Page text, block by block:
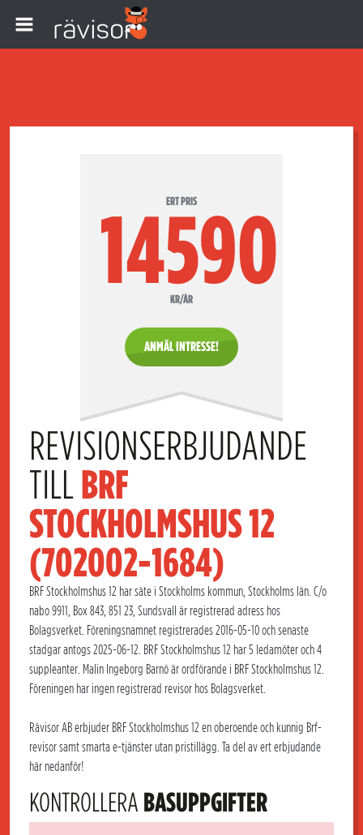
ERT PRIS
14590
KR/ÅR
ANMÄL INTRESSE!
REVISIONSERBJUDANDE
TILL BRF
STOCKHOLMSHUS 12
(702002-1684)
BRF Stockholmshus 12 har säte i Stockholms kommun, Stockholms län. C/o
nabo 9911, Box 843, 851 23, Sundsvall är registrerad adress hos
Bolagsverket. Föreningsnamnet registrerades 2016-05-10 och senaste
stadgar antogs 2025-06-12. BRF Stockholmshus 12 har 5 ledamöter och 4
suppleanter. Malin Ingeborg Barnö är ordförande i BRF Stockholmshus 12.
Föreningen har ingen registrerad revisor hos Bolagsverket.
Rävisor AB erbjuder BRF Stockholmshus 12 en oberoende och kunnig Brf-
revisor samt smarta e-tjänster utan pristillägg. Ta del av ert erbjudande
här nedanför!
KONTROLLERA BASUPPGIFTER